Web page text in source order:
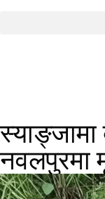
स्याङ्जामा
नवलपुरमा